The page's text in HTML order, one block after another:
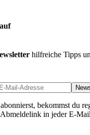
hilfreiche Tipps
bekommst du
in jeder E-